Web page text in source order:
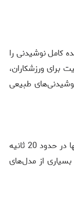
کامل نوشیدنی را
برای ورزشکاران،
طبیعی
توان بالا سبب شده که فرایند مخلوط‌کردن تنها در حدود 20 ثانیه
از مدل‌های